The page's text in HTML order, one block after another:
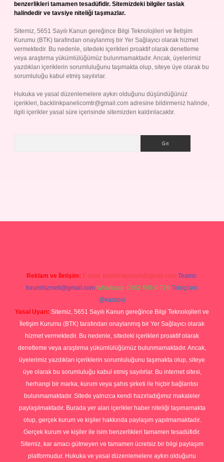
benzerlikleri tamamen tesadüfidir. Sitemizdeki bilgiler taslak
halindedir ve tavsiye niteliği taşımazlar.
Sitemiz, 5651 Sayılı Kanun gereğince Bilgi Teknolojileri ve İletişim
Kurumu (BTK) tarafından onaylanmış bir Yer Sağlayıcı olarak hizmet
vermektedir. Bu nedenle, sitedeki içerikleri proaktif olarak denetleme
veya araştırma yükümlülüğümüz bulunmamaktadır. Ancak, üyelerimiz
yazdıkları içeriklerin sorumluluğunu taşımakta olup, siteye üye olarak bu
sorumluluğu kabul etmiş sayılırlar.
Hukuka ve yasal düzenlemelere aykırı olduğunu düşündüğünüz
içerikleri, backlinkpanelicomtr@gmail.com adresine bildirmeniz halinde,
ilgili içerikler yasal süre içerisinde sitemizden kaldırılacaktır.
Reklam ve İletişim: E-mail: backlinkpaneli@gmail.com Teams:
forumhizmeti@gmail.com Whatsapp: 0262 606 0 726 Telegram:
@karabul
Yasal Uyarı: Sitemiz, 5651 Sayılı Kanun gereğince Bilgi Teknolojileri ve
İletişim Kurumu (BTK) tarafından onaylanmış bir Yer Sağlayıcı olarak
hizmet vermektedir. Bu nedenle, sitedeki içerikleri proaktif olarak
denetleme veya araştırma yükümlülüğümüz bulunmamaktadır. Ancak,
üyelerimiz yazdıkları içeriklerin sorumluluğunu taşımakta olup, siteye
üye olarak bu sorumluluğu kabul etmiş sayılırlar. Bu internet sitesi,
herhangi bir marka, kurum veya şahıs şirketi ile hiçbir bağlantısı
bulunmamaktadır. Sitede yalnızca kendi hazırladığımız makaleler
paylaşılmaktadır. Burada yer alan içerikler haber niteliği taşımamakta
olup, gerçek kurum ve kişiler hakkında paylaşım yapılmamaktadır.
Gerçek kurum ve kişiler ile isim benzerlikleri tamamen tesadüfidir.
Sitemiz, kar amacı gütmeyen ve tamamen ücretsiz bir bilgi paylaşım
platformudur. Hukuka ve yasal düzenlemelere aykırı olduğunu